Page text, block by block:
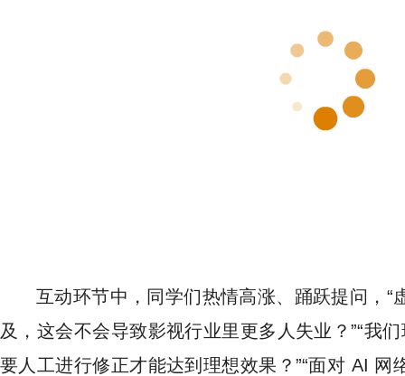
互动环节中，同学们热情高涨、踊跃提问，“
及，这会不会导致影视行业里更多人失业？”“我
要人工进行修正才能达到理想效果？”“面对 AI 网